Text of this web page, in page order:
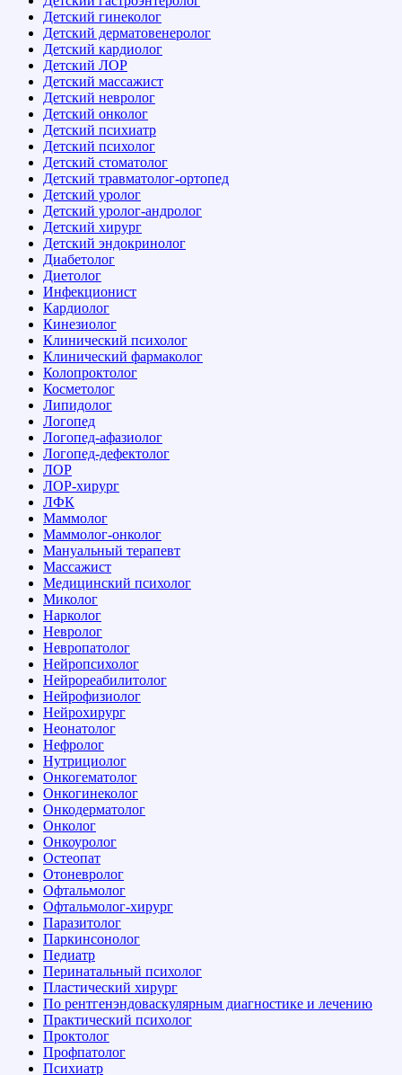
Детский гинеколог
Детский дерматовенеролог
Детский кардиолог
Детский ЛОР
Детский массажист
Детский невролог
Детский онколог
Детский психиатр
Детский психолог
Детский стоматолог
Детский травматолог-ортопед
Детский уролог
Детский уролог-андролог
Детский хирург
Детский эндокринолог
Диабетолог
Диетолог
Инфекционист
Кардиолог
Кинезиолог
Клинический психолог
Клинический фармаколог
Колопроктолог
Косметолог
Липидолог
Логопед
Логопед-афазиолог
Логопед-дефектолог
ЛОР
ЛОР-хирург
ЛФК
Маммолог
Маммолог-онколог
Мануальный терапевт
Массажист
Медицинский психолог
Миколог
Нарколог
Невролог
Невропатолог
Нейропсихолог
Нейрореабилитолог
Нейрофизиолог
Нейрохирург
Неонатолог
Нефролог
Нутрициолог
Онкогематолог
Онкогинеколог
Онкодерматолог
Онколог
Онкоуролог
Остеопат
Отоневролог
Офтальмолог
Офтальмолог-хирург
Паразитолог
Паркинсонолог
Педиатр
Перинатальный психолог
Пластический хирург
По рентгенэндоваскулярным диагностике и лечению
Практический психолог
Проктолог
Профпатолог
Психиатр